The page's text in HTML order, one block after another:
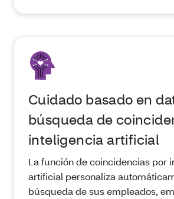
Cuidado basado en
búsqueda de
inteligencia artificial
La función de coincidencias por
artificial personaliza
búsqueda de sus empleados,